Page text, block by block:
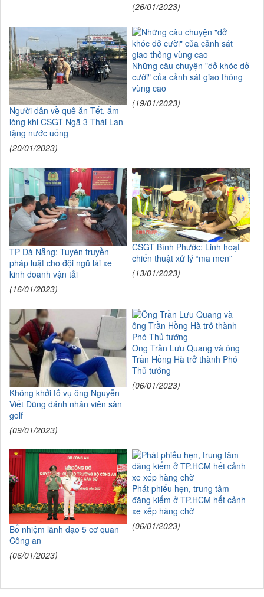
(26/01/2023)
Người dân về quê ăn Tết, ấm
lòng khi CSGT Ngã 3 Thái Lan
tặng nước uống
(20/01/2023)
Những câu chuyện "dở khóc dở
cười" của cảnh sát giao thông
vùng cao
(19/01/2023)
TP Đà Nẵng: Tuyên truyền
pháp luật cho đội ngũ lái xe
kinh doanh vận tải
(16/01/2023)
CSGT Bình Phước: Linh hoạt
chiến thuật xử lý “ma men”
(13/01/2023)
Không khởi tố vụ ông Nguyễn
Viết Dũng đánh nhân viên sân
golf
(09/01/2023)
Ông Trần Lưu Quang và ông
Trần Hồng Hà trở thành Phó
Thủ tướng
(06/01/2023)
Bổ nhiệm lãnh đạo 5 cơ quan
Công an
(06/01/2023)
Phát phiếu hẹn, trung tâm
đăng kiểm ở TP.HCM hết cảnh
xe xếp hàng chờ
(06/01/2023)